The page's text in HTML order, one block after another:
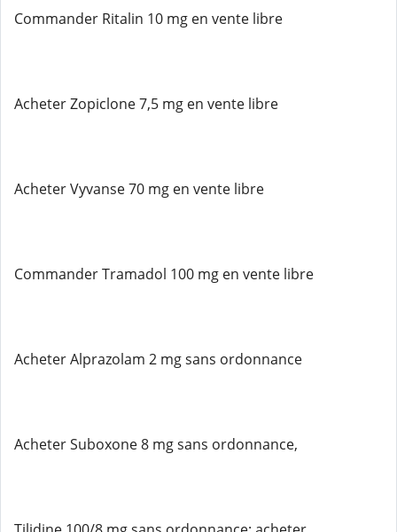
Commander Ritalin 10 mg en vente libre
Acheter Zopiclone 7,5 mg en vente libre
Acheter Vyvanse 70 mg en vente libre
Commander Tramadol 100 mg en vente libre
Acheter Alprazolam 2 mg sans ordonnance
Acheter Suboxone 8 mg sans ordonnance,